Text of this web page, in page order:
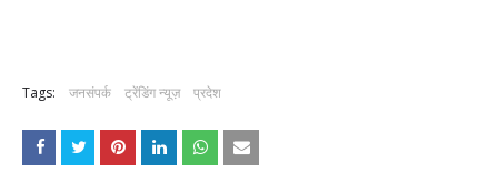
Tags: जनसंपर्क ट्रेंडिंग न्यूज़ प्रदेश